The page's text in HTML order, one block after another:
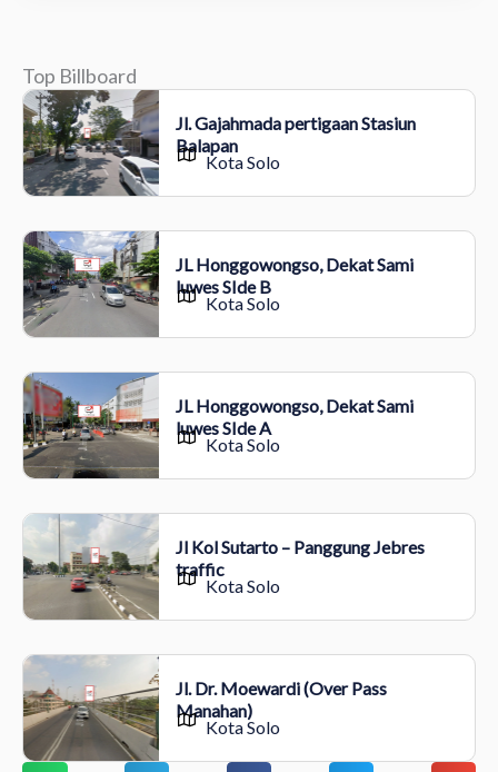
Top Billboard
Jl. Gajahmada pertigaan Stasiun
Balapan
Kota Solo
JL Honggowongso, Dekat Sami
luwes SIde B
Kota Solo
JL Honggowongso, Dekat Sami
luwes SIde A
Kota Solo
Jl Kol Sutarto – Panggung Jebres
traffic
Kota Solo
Jl. Dr. Moewardi (Over Pass
Manahan)
Kota Solo